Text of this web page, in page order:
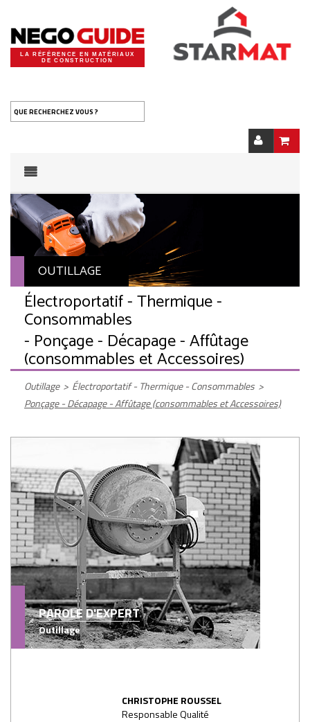
LA RÉFÉRENCE EN MATÉRIAUX
DE CONSTRUCTION
QUE RECHERCHEZ VOUS ?
OUTILLAGE
Électroportatif - Thermique -
Consommables
- Ponçage - Décapage - Affûtage
(consommables et Accessoires)
Outillage > Électroportatif - Thermique - Consommables >
Ponçage - Décapage - Affûtage (consommables et Accessoires)
PAROLE D'EXPERT
Outillage
CHRISTOPHE ROUSSEL
Responsable Qualité